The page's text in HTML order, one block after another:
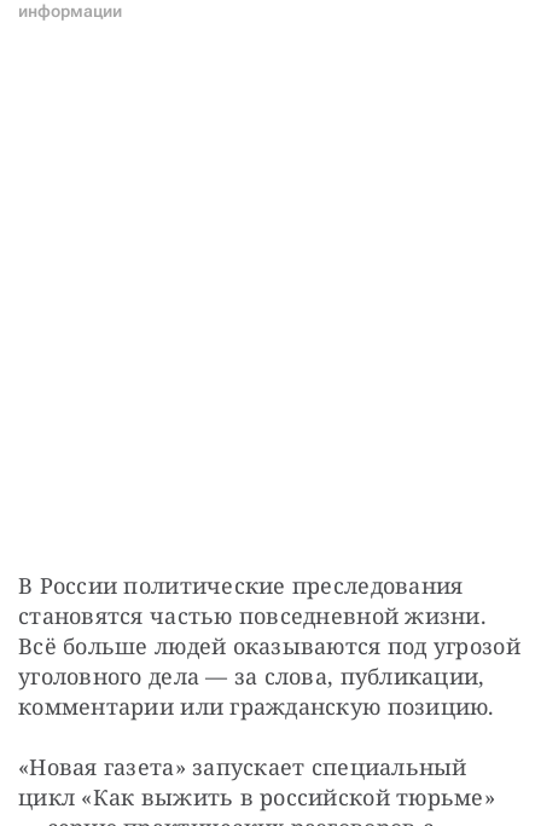
информации
В России политические преследования
становятся частью повседневной жизни.
Всё больше людей оказываются под угрозой
уголовного дела — за слова, публикации,
комментарии или гражданскую позицию.
«Новая газета» запускает специальный
цикл «Как выжить в российской тюрьме»